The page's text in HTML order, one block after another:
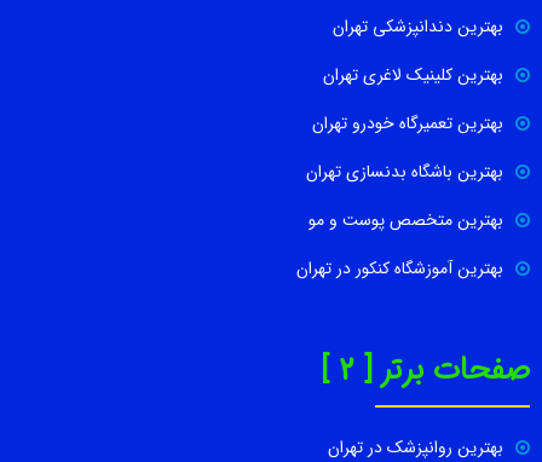
بهترین دندانپزشکی تهران
بهترین کلینیک لاغری تهران
بهترین تعمیرگاه خودرو تهران
بهترین باشگاه بدنسازی تهران
بهترین متخصص پوست و مو
بهترین آموزشگاه کنکور در تهران
صفحات برتر [ 2 ]
بهترین روانپزشک در تهران